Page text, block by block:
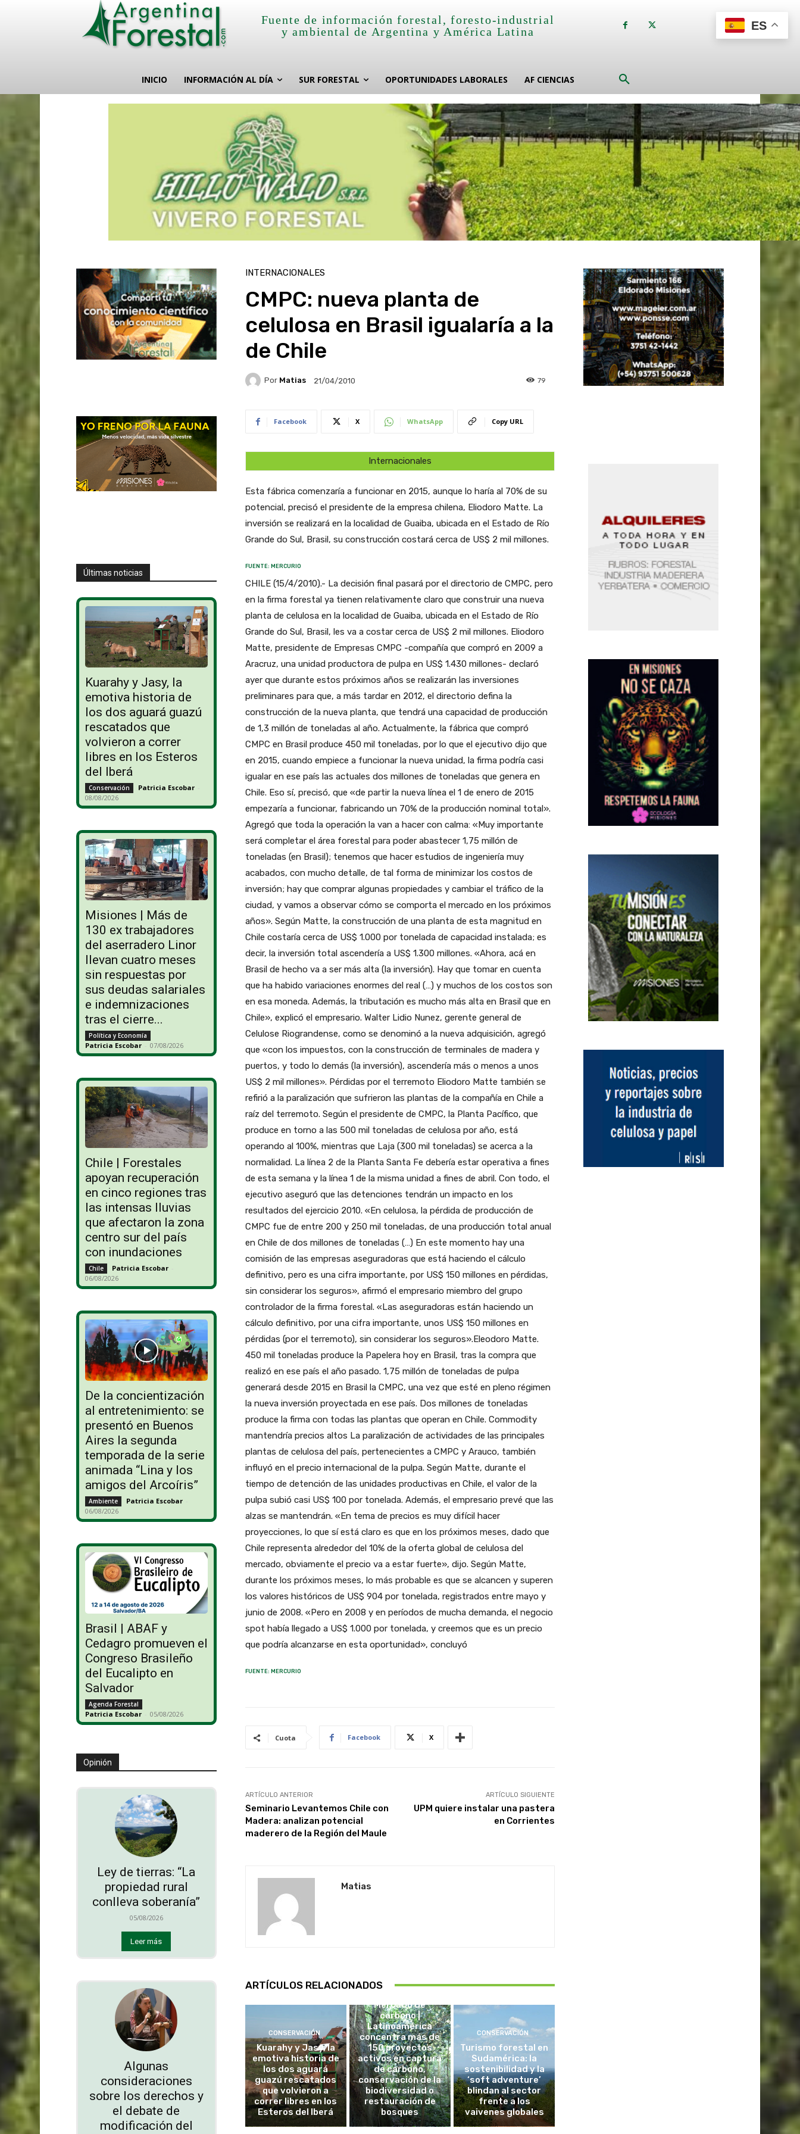
Fuente de información forestal, foresto-industrial
y ambiental de Argentina y América Latina
INICIO INFORMACIÓN AL DÍA SUR FORESTAL OPORTUNIDADES LABORALES AF CIENCIAS
Últimas noticias
Kuarahy y Jasy, la
emotiva historia de
los dos aguará guazú
rescatados que
volvieron a correr
libres en los Esteros
del Iberá
Conservación Patricia Escobar -
08/08/2026
Misiones | Más de
130 ex trabajadores
del aserradero Linor
llevan cuatro meses
sin respuestas por
sus deudas salariales
e indemnizaciones
tras el cierre...
Política y Economía
Patricia Escobar - 07/08/2026
Chile | Forestales
apoyan recuperación
en cinco regiones tras
las intensas lluvias
que afectaron la zona
centro sur del país
con inundaciones
Chile Patricia Escobar -
06/08/2026
De la concientización
al entretenimiento: se
presentó en Buenos
Aires la segunda
temporada de la serie
animada “Lina y los
amigos del Arcoíris”
Ambiente Patricia Escobar -
06/08/2026
Brasil | ABAF y
Cedagro promueven el
Congreso Brasileño
del Eucalipto en
Salvador
Agenda Forestal
Patricia Escobar - 05/08/2026
Opinión
Ley de tierras: “La
propiedad rural
conlleva soberanía”
05/08/2026
Leer más
Algunas
consideraciones
sobre los derechos y
el debate de
modificación del
INTERNACIONALES
CMPC: nueva planta de
celulosa en Brasil igualaría a la
de Chile
Por Matias 21/04/2010 79
Facebook X WhatsApp Copy URL
Internacionales
Esta fábrica comenzaría a funcionar en 2015, aunque lo haría al 70% de su
potencial, precisó el presidente de la empresa chilena, Eliodoro Matte. La
inversión se realizará en la localidad de Guaiba, ubicada en el Estado de Río
Grande do Sul, Brasil, su construcción costará cerca de US$ 2 mil millones.
FUENTE: MERCURIO
CHILE (15/4/2010).- La decisión final pasará por el directorio de CMPC, pero
en la firma forestal ya tienen relativamente claro que construir una nueva
planta de celulosa en la localidad de Guaiba, ubicada en el Estado de Río
Grande do Sul, Brasil, les va a costar cerca de US$ 2 mil millones. Eliodoro
Matte, presidente de Empresas CMPC -compañía que compró en 2009 a
Aracruz, una unidad productora de pulpa en US$ 1.430 millones- declaró
ayer que durante estos próximos años se realizarán las inversiones
preliminares para que, a más tardar en 2012, el directorio defina la
construcción de la nueva planta, que tendrá una capacidad de producción
de 1,3 millón de toneladas al año. Actualmente, la fábrica que compró
CMPC en Brasil produce 450 mil toneladas, por lo que el ejecutivo dijo que
en 2015, cuando empiece a funcionar la nueva unidad, la firma podría casi
igualar en ese país las actuales dos millones de toneladas que genera en
Chile. Eso sí, precisó, que «de partir la nueva línea el 1 de enero de 2015
empezaría a funcionar, fabricando un 70% de la producción nominal total».
Agregó que toda la operación la van a hacer con calma: «Muy importante
será completar el área forestal para poder abastecer 1,75 millón de
toneladas (en Brasil); tenemos que hacer estudios de ingeniería muy
acabados, con mucho detalle, de tal forma de minimizar los costos de
inversión; hay que comprar algunas propiedades y cambiar el tráfico de la
ciudad, y vamos a observar cómo se comporta el mercado en los próximos
años». Según Matte, la construcción de una planta de esta magnitud en
Chile costaría cerca de US$ 1.000 por tonelada de capacidad instalada; es
decir, la inversión total ascendería a US$ 1.300 millones. «Ahora, acá en
Brasil de hecho va a ser más alta (la inversión). Hay que tomar en cuenta
que ha habido variaciones enormes del real (…) y muchos de los costos son
en esa moneda. Además, la tributación es mucho más alta en Brasil que en
Chile», explicó el empresario. Walter Lidio Nunez, gerente general de
Celulose Riograndense, como se denominó a la nueva adquisición, agregó
que «con los impuestos, con la construcción de terminales de madera y
puertos, y todo lo demás (la inversión), ascendería más o menos a unos
US$ 2 mil millones». Pérdidas por el terremoto Eliodoro Matte también se
refirió a la paralización que sufrieron las plantas de la compañía en Chile a
raíz del terremoto. Según el presidente de CMPC, la Planta Pacífico, que
produce en torno a las 500 mil toneladas de celulosa por año, está
operando al 100%, mientras que Laja (300 mil toneladas) se acerca a la
normalidad. La línea 2 de la Planta Santa Fe debería estar operativa a fines
de esta semana y la línea 1 de la misma unidad a fines de abril. Con todo, el
ejecutivo aseguró que las detenciones tendrán un impacto en los
resultados del ejercicio 2010. «En celulosa, la pérdida de producción de
CMPC fue de entre 200 y 250 mil toneladas, de una producción total anual
en Chile de dos millones de toneladas (…) En este momento hay una
comisión de las empresas aseguradoras que está haciendo el cálculo
definitivo, pero es una cifra importante, por US$ 150 millones en pérdidas,
sin considerar los seguros», afirmó el empresario miembro del grupo
controlador de la firma forestal. «Las aseguradoras están haciendo un
cálculo definitivo, por una cifra importante, unos US$ 150 millones en
pérdidas (por el terremoto), sin considerar los seguros».Eleodoro Matte.
450 mil toneladas produce la Papelera hoy en Brasil, tras la compra que
realizó en ese país el año pasado. 1,75 millón de toneladas de pulpa
generará desde 2015 en Brasil la CMPC, una vez que esté en pleno régimen
la nueva inversión proyectada en ese país. Dos millones de toneladas
produce la firma con todas las plantas que operan en Chile. Commodity
mantendría precios altos La paralización de actividades de las principales
plantas de celulosa del país, pertenecientes a CMPC y Arauco, también
influyó en el precio internacional de la pulpa. Según Matte, durante el
tiempo de detención de las unidades productivas en Chile, el valor de la
pulpa subió casi US$ 100 por tonelada. Además, el empresario prevé que las
alzas se mantendrán. «En tema de precios es muy difícil hacer
proyecciones, lo que sí está claro es que en los próximos meses, dado que
Chile representa alrededor del 10% de la oferta global de celulosa del
mercado, obviamente el precio va a estar fuerte», dijo. Según Matte,
durante los próximos meses, lo más probable es que se alcancen y superen
los valores históricos de US$ 904 por tonelada, registrados entre mayo y
junio de 2008. «Pero en 2008 y en períodos de mucha demanda, el negocio
spot había llegado a US$ 1.000 por tonelada, y creemos que es un precio
que podría alcanzarse en esta oportunidad», concluyó
FUENTE: MERCURIO
Cuota Facebook X
ARTÍCULO ANTERIOR
Seminario Levantemos Chile con
Madera: analizan potencial
maderero de la Región del Maule
ARTÍCULO SIGUIENTE
UPM quiere instalar una pastera
en Corrientes
Matias
ARTÍCULOS RELACIONADOS
CONSERVACIÓN
Kuarahy y Jasy, la
emotiva historia de
los dos aguará
guazú rescatados
que volvieron a
correr libres en los
Esteros del Iberá
Mercado de
carbono |
Latinoamérica
concentra más de
150 proyectos
activos en captura
de carbono,
conservación de la
biodiversidad o
restauración de
bosques
CONSERVACIÓN
Turismo forestal en
Sudamérica: la
sostenibilidad y la
‘soft adventure’
blindan al sector
frente a los
vaivenes globales
ES